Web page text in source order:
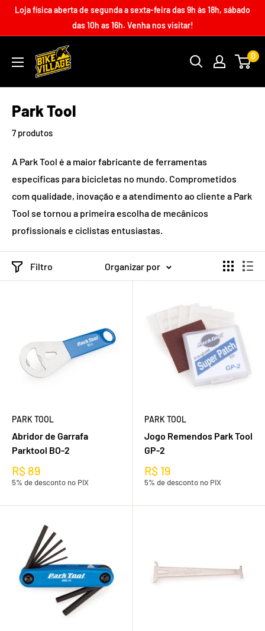
Loja física aberta de segunda a sexta-feira das 9h às 18h, sábado
das 10h as 16h. Venha nos visitar!
0
Park Tool
7 produtos
A Park Tool é a maior fabricante de ferramentas
especificas para bicicletas no mundo. Comprometidos
com qualidade, inovação e a atendimento ao cliente a Park
Tool se tornou a primeira escolha de mecânicos
profissionais e ciclistas entusiastas.
Filtro Organizar por
PARK TOOL
Abridor de Garrafa
Parktool BO-2
R$ 89
5% de desconto no PIX
PARK TOOL
Jogo Remendos Park Tool
GP-2
R$ 19
5% de desconto no PIX